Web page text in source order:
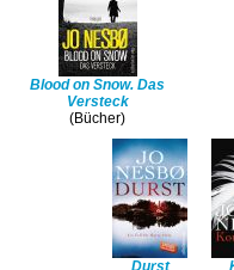
Blood on Snow. Das
Versteck
(Bücher)
Durst